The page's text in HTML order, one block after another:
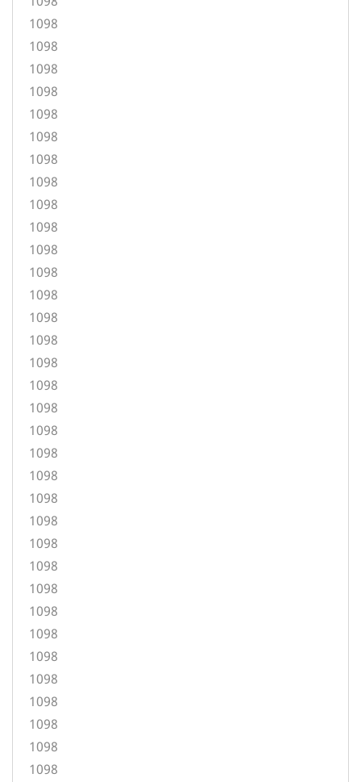
1098
1098
1098
1098
1098
1098
1098
1098
1098
1098
1098
1098
1098
1098
1098
1098
1098
1098
1098
1098
1098
1098
1098
1098
1098
1098
1098
1098
1098
1098
1098
1098
1098
1098